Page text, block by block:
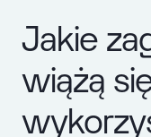
Jakie
wiążą